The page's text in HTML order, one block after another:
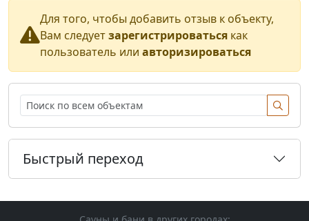
Для того, чтобы добавить отзыв к объекту,
Вам следуетзарегистрироваться как
пользователь или авторизироваться
Быстрый переход